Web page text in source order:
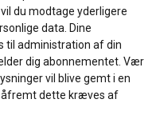
vil du modtage yderligere
data. Dine
til administration af din
dig abonnementet. Vær
vil blive gemt i en
dette kræves af
af vores websted
andre
dem, eller som de
tjenester.